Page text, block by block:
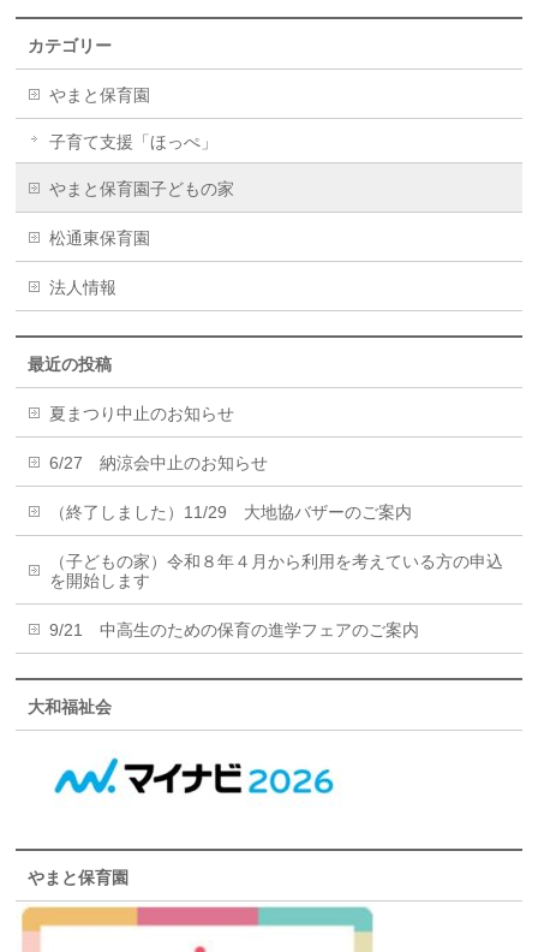
カテゴリー
やまと保育園
子育て支援「ほっぺ」
やまと保育園子どもの家
松通東保育園
法人情報
最近の投稿
夏まつり中止のお知らせ
6/27 納涼会中止のお知らせ
（終了しました）11/29 大地協バザーのご案内
（子どもの家）令和８年４月から利用を考えている方の申込
を開始します
9/21 中高生のための保育の進学フェアのご案内
大和福祉会
やまと保育園